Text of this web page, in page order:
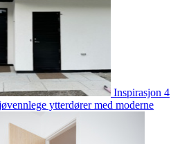
Inspirasjon 4
ytterdører med moderne